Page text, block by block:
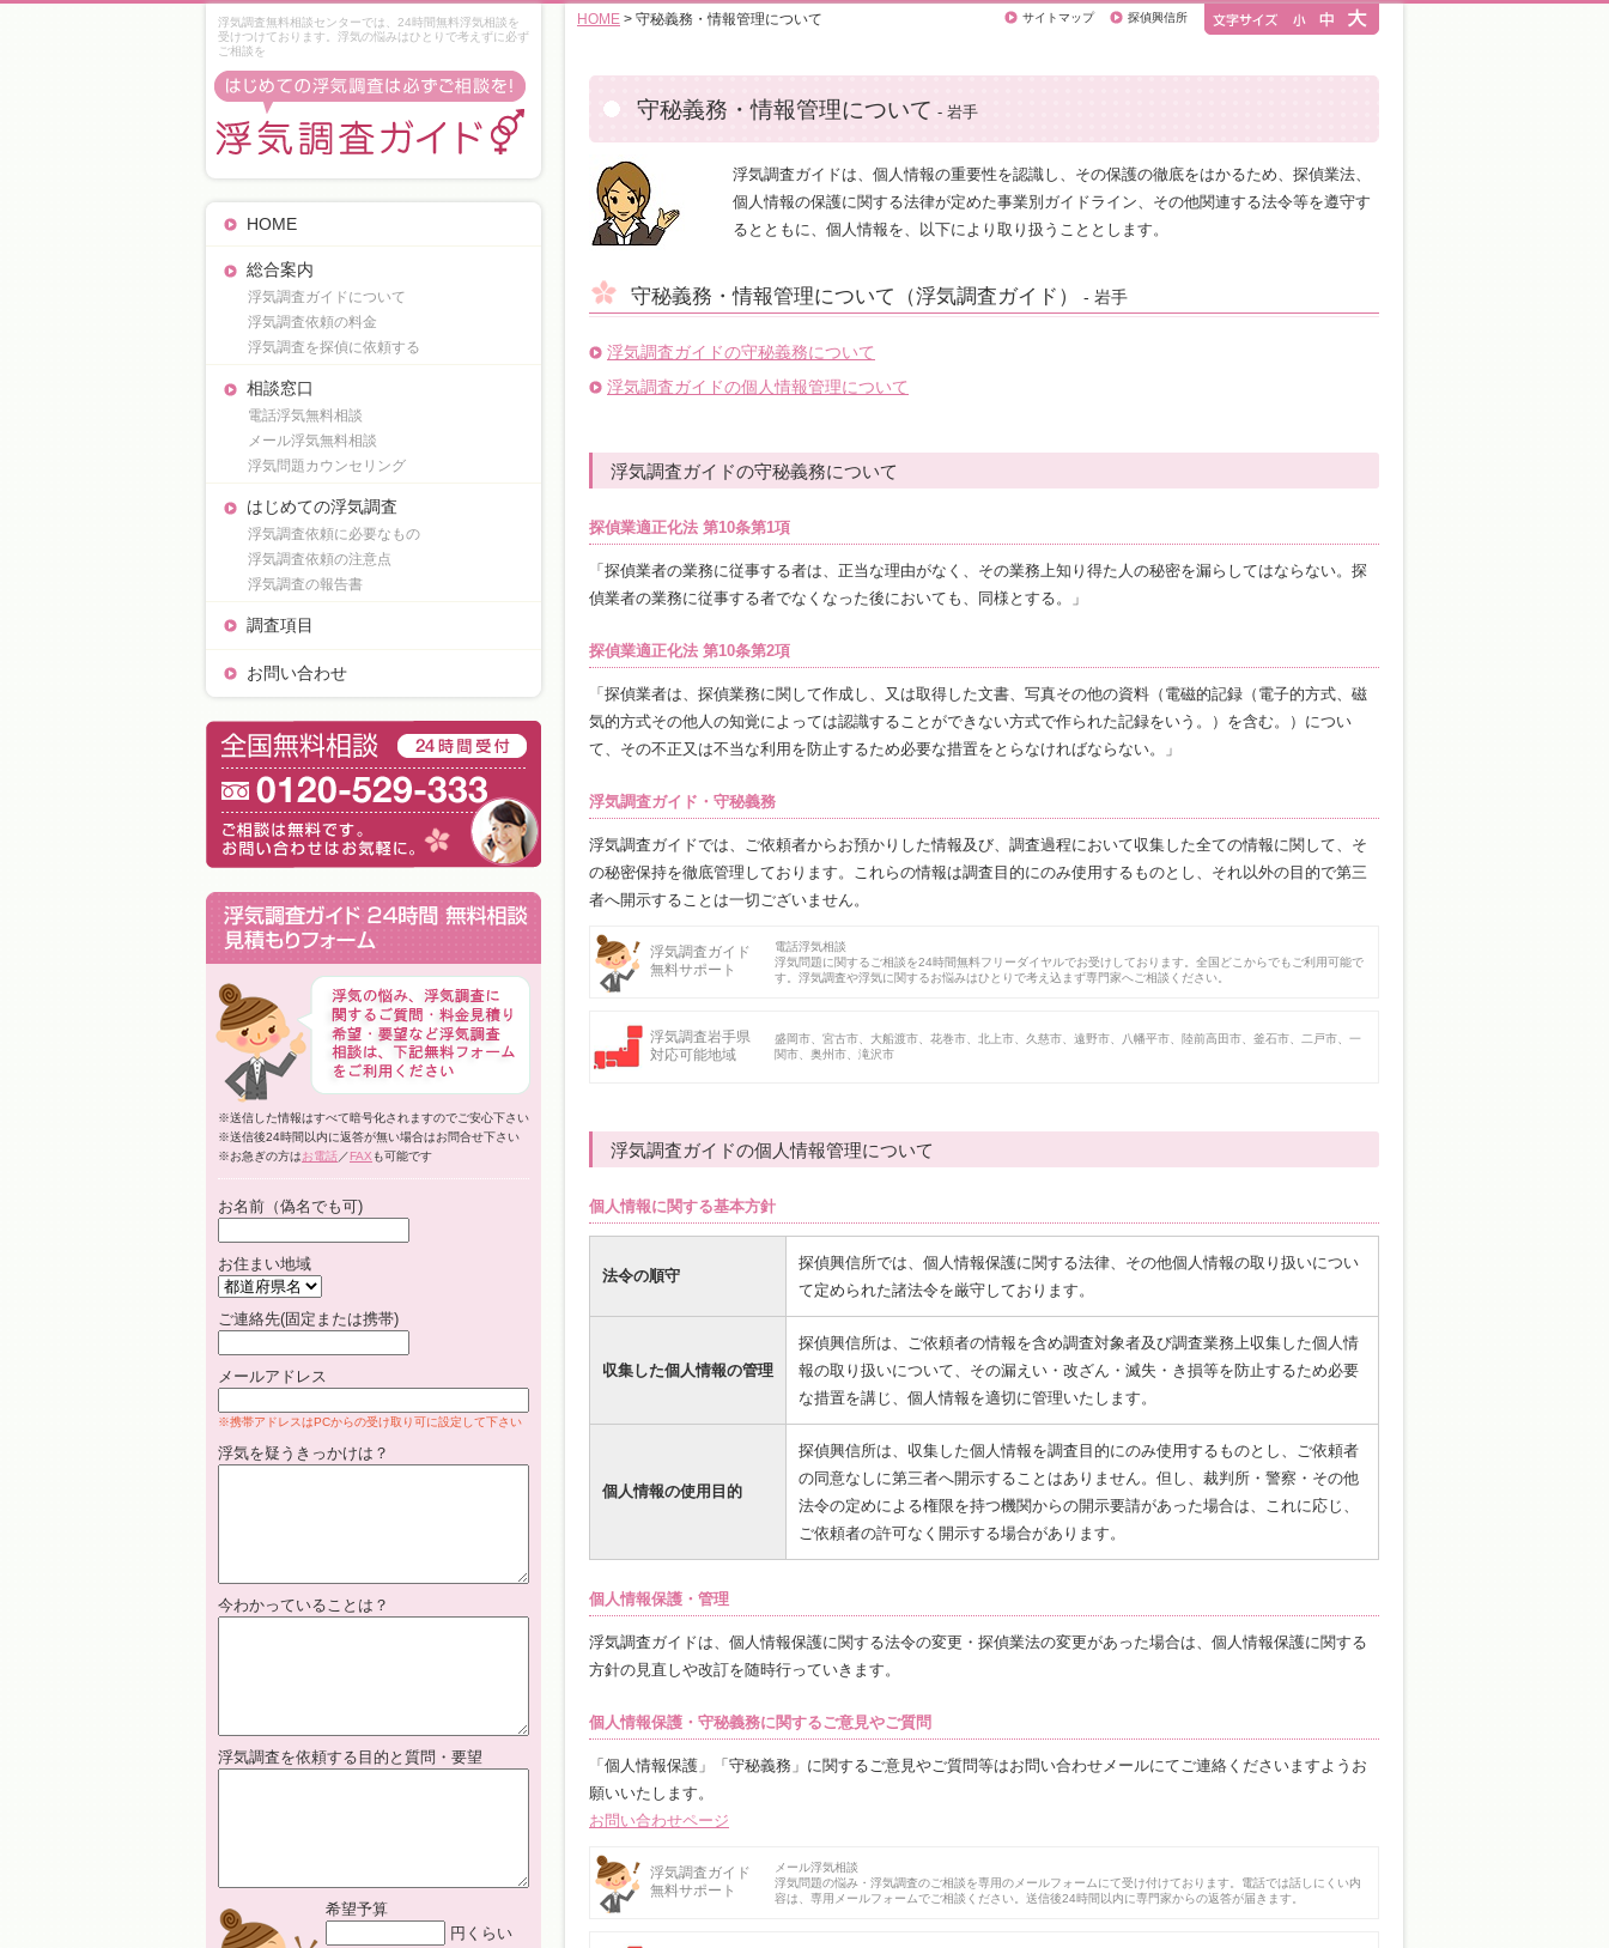
守秘義務・情報管理について - 岩手
浮気調査ガイドは、個人情報の重要性を認識し、その保護の徹底をはかるため、探偵業法、
個人情報の保護に関する法律が定めた事業別ガイドライン、その他関連する法令等を遵守す
るとともに、個人情報を、以下により取り扱うこととします。
守秘義務・情報管理について（浮気調査ガイド） - 岩手
浮気調査ガイドの守秘義務について
浮気調査ガイドの個人情報管理について
浮気調査ガイドの守秘義務について
探偵業適正化法 第10条第1項
「探偵業者の業務に従事する者は、正当な理由がなく、その業務上知り得た人の秘密を漏らしてはならない。探
偵業者の業務に従事する者でなくなった後においても、同様とする。」
探偵業適正化法 第10条第2項
「探偵業者は、探偵業務に関して作成し、又は取得した文書、写真その他の資料（電磁的記録（電子的方式、磁
気的方式その他人の知覚によっては認識することができない方式で作られた記録をいう。）を含む。）につい
て、その不正又は不当な利用を防止するため必要な措置をとらなければならない。」
浮気調査ガイド・守秘義務
浮気調査ガイドでは、ご依頼者からお預かりした情報及び、調査過程において収集した全ての情報に関して、そ
の秘密保持を徹底管理しております。これらの情報は調査目的にのみ使用するものとし、それ以外の目的で第三
者へ開示することは一切ございません。
浮気調査ガイド
無料サポート
電話浮気相談
浮気問題に関するご相談を24時間無料フリーダイヤルでお受けしております。全国どこからでもご利用可能で
す。浮気調査や浮気に関するお悩みはひとりで考え込まず専門家へご相談ください。
浮気調査岩手県
対応可能地域
盛岡市、宮古市、大船渡市、花巻市、北上市、久慈市、遠野市、八幡平市、陸前高田市、釜石市、二戸市、一
関市、奥州市、滝沢市
浮気調査ガイドの個人情報管理について
個人情報に関する基本方針
法令の順守
探偵興信所では、個人情報保護に関する法律、その他個人情報の取り扱いについ
て定められた諸法令を厳守しております。
収集した個人情報の管理
探偵興信所は、ご依頼者の情報を含め調査対象者及び調査業務上収集した個人情
報の取り扱いについて、その漏えい・改ざん・滅失・き損等を防止するため必要
な措置を講じ、個人情報を適切に管理いたします。
個人情報の使用目的
探偵興信所は、収集した個人情報を調査目的にのみ使用するものとし、ご依頼者
の同意なしに第三者へ開示することはありません。但し、裁判所・警察・その他
法令の定めによる権限を持つ機関からの開示要請があった場合は、これに応じ、
ご依頼者の許可なく開示する場合があります。
個人情報保護・管理
浮気調査ガイドは、個人情報保護に関する法令の変更・探偵業法の変更があった場合は、個人情報保護に関する
方針の見直しや改訂を随時行っていきます。
個人情報保護・守秘義務に関するご意見やご質問
「個人情報保護」「守秘義務」に関するご意見やご質問等はお問い合わせメールにてご連絡くださいますようお
願いいたします。
お問い合わせページ
浮気調査ガイド
無料サポート
メール浮気相談
浮気問題の悩み・浮気調査のご相談を専用のメールフォームにて受け付けております。電話では話しにくい内
容は、専用メールフォームでご相談ください。送信後24時間以内に専門家からの返答が届きます。
浮気調査無料相談センターでは、24時間無料浮気相談を
受けつけております。浮気の悩みはひとりで考えずに必ず
ご相談を
HOME
総合案内
浮気調査ガイドについて
浮気調査依頼の料金
浮気調査を探偵に依頼する
相談窓口
電話浮気無料相談
メール浮気無料相談
浮気問題カウンセリング
はじめての浮気調査
浮気調査依頼に必要なもの
浮気調査依頼の注意点
浮気調査の報告書
調査項目
お問い合わせ
※送信した情報はすべて暗号化されますのでご安心下さい
※送信後24時間以内に返答が無い場合はお問合せ下さい
※お急ぎの方はお電話 ／FAX も可能です
お名前（偽名でも可)
お住まい地域
ご連絡先(固定または携帯)
メールアドレス
※携帯アドレスはPCからの受け取り可に設定して下さい
浮気を疑うきっかけは？
今わかっていることは？
浮気調査を依頼する目的と質問・要望
希望予算
円くらい
HOME > 守秘義務・情報管理について サイトマップ 探偵興信所